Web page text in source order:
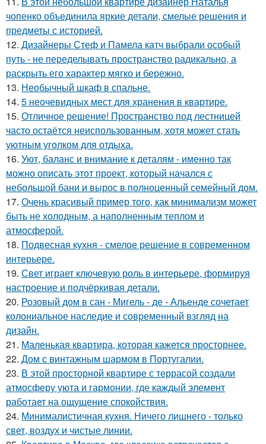
чопенко объединила яркие детали, смелые решения и
предметы с историей.
12. Дизайнеры Стеф и Памела катч выбрали особый
путь - не переделывать пространство радикально, а
раскрыть его характер мягко и бережно.
13. Необычный шкаф в спальне.
14. 5 неочевидных мест для хранения в квартире.
15. Отличное решение! Пространство под лестницей
часто остаётся неиспользованным, хотя может стать
уютным уголком для отдыха.
16. Уют, баланс и внимание к деталям - именно так
можно описать этот проект, который начался с
небольшой бани и вырос в полноценный семейный дом.
17. Очень красивый пример того, как минимализм может
быть не холодным, а наполненным теплом и
атмосферой.
18. Подвесная кухня - смелое решение в современном
интерьере.
19. Свет играет ключевую роль в интерьере, формируя
настроение и подчёркивая детали.
20. Розовый дом в сан - Мигель - де - Альенде сочетает
колониальное наследие и современный взгляд на
дизайн.
21. Маленькая квартира, которая кажется просторнее.
22. Дом с винтажным шармом в Португалии.
23. В этой просторной квартире с террасой создали
атмосферу уюта и гармонии, где каждый элемент
работает на ощущение спокойствия.
24. Минималистичная кухня. Ничего лишнего - только
свет, воздух и чистые линии.